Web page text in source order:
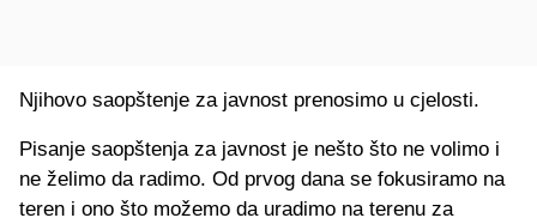
Njihovo saopštenje za javnost prenosimo u cjelosti.
Pisanje saopštenja za javnost je nešto što ne volimo i
ne želimo da radimo. Od prvog dana se fokusiramo na
teren i ono što možemo da uradimo na terenu za